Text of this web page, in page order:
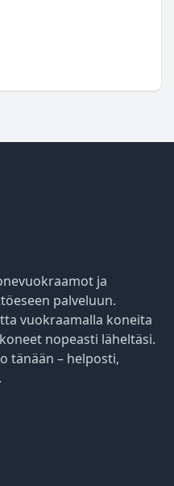
ja
palveluun.
vuokraamalla koneita
nopeasti läheltäsi.
tänään – helposti,